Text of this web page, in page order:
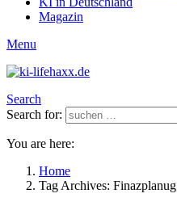
Magazin
Menu
Search
Search for:
You are here:
Home
Tag Archives: Finazplanug